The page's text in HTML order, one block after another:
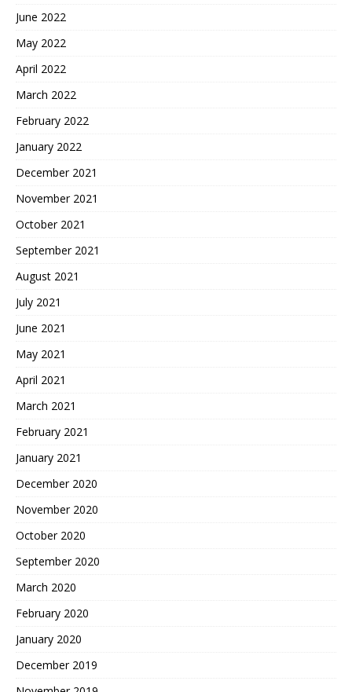
June 2022
May 2022
April 2022
March 2022
February 2022
January 2022
December 2021
November 2021
October 2021
September 2021
August 2021
July 2021
June 2021
May 2021
April 2021
March 2021
February 2021
January 2021
December 2020
November 2020
October 2020
September 2020
March 2020
February 2020
January 2020
December 2019